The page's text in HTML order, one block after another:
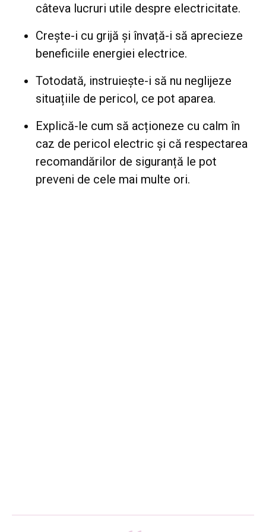
câteva lucruri utile despre electricitate.
Creşte-i cu grijă şi învață-i să aprecieze
beneficiile energiei electrice.
Totodată, instruiește-i să nu neglijeze
situațiile de pericol, ce pot aparea.
Explică-le cum să acționeze cu calm în
caz de pericol electric şi că respectarea
recomandărilor de siguranță le pot
preveni de cele mai multe ori.